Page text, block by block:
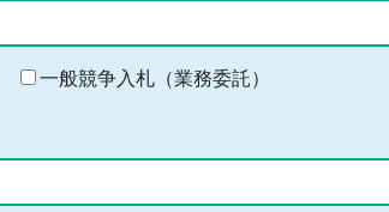
一般競争入札（業務委託）